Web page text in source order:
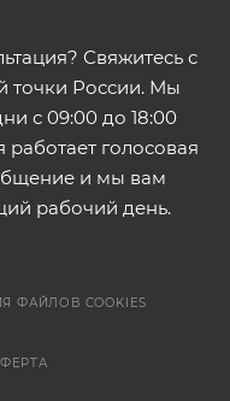
Свяжитесь с
точки России. Мы
с 09:00 до 18:00
работает голосовая
и мы вам
рабочий день.
ФАЙЛОВ COOKIES